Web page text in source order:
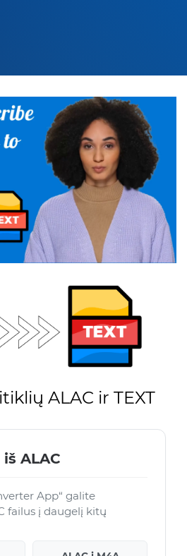
ALAC ir TEXT
ALAC
App“ galite
failus į daugelį kitų